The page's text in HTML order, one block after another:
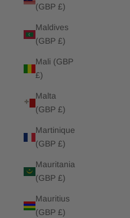
(GBP £)
Maldives
(GBP £)
Mali (GBP
£)
Malta
(GBP £)
Martinique
(GBP £)
Mauritania
(GBP £)
Mauritius
(GBP £)